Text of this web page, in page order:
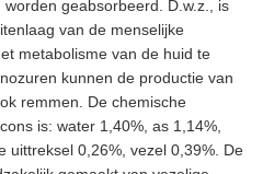
geabsorbeerd. D.w.z., is
van de menselijke
metabolisme van de huid te
kunnen de productie van
remmen. De chemische
is: water 1,40%, as 1,14%,
uittreksel 0,26%, vezel 0,39%. De